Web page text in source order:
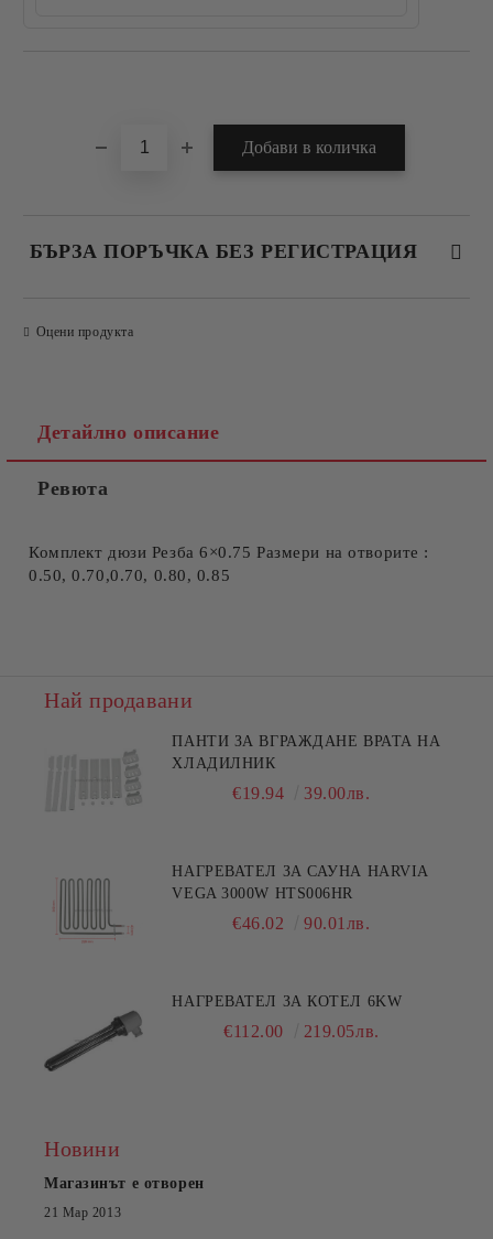
БЪРЗА ПОРЪЧКА БЕЗ РЕГИСТРАЦИЯ
Ние ще се свържем с вас в рамките на работния ден.
Оцени продукта
Детайлно описание
Ревюта
Комплект дюзи Резба 6×0.75 Размери на отворите :
0.50, 0.70,0.70, 0.80, 0.85
Най продавани
ПАНТИ ЗА ВГРАЖДАНЕ ВРАТА НА
ХЛАДИЛНИК
€19.94 39.00лв.
НАГРЕВАТЕЛ ЗА САУНА HARVIA
VEGA 3000W HTS006HR
€46.02 90.01лв.
НАГРЕВАТЕЛ ЗА КОТЕЛ 6KW
€112.00 219.05лв.
Новини
Магазинът е отворен
21 Мар 2013